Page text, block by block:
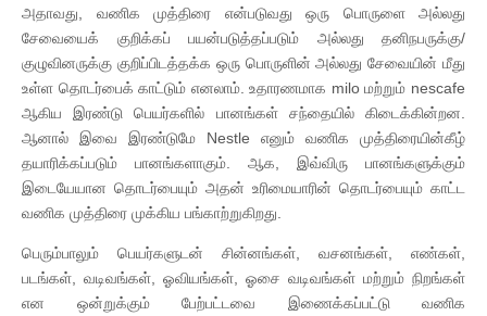
அதாவது, வணிக முத்திரை என்படுவது ஒரு பொருளை அல்லது
சேவையைக் குறிக்கப் பயன்படுத்தப்படும் அல்லது தனிநபருக்கு/
குழுவினருக்கு குறிப்பிடத்தக்க ஒரு பொருளின் அல்லது சேவையின் மீது
உள்ள தொடர்பைக் காட்டும் எனலாம். உதாரணமாக milo மற்றும் nescafe
ஆகிய இரண்டு பெயர்களில் பானங்கள் சந்தையில் கிடைக்கின்றன.
ஆனால் இவை இரண்டுமே Nestle எனும் வணிக முத்திரையின்கீழ்
தயாரிக்கப்படும் பானங்களாகும். ஆக, இவ்விரு பானங்களுக்கும்
இடையேயான தொடர்பையும் அதன் உரிமையாரின் தொடர்பையும் காட்ட
வணிக முத்திரை முக்கிய பங்காற்றுகிறது.
பெரும்பாலும் பெயர்களுடன் சின்னங்கள், வசனங்கள், எண்கள்,
படங்கள், வடிவங்கள், ஓவியங்கள், ஓசை வடிவங்கள் மற்றும் நிறங்கள்
என ஒன்றுக்கும் பேற்பட்டவை இணைக்கப்பட்டு வணிக